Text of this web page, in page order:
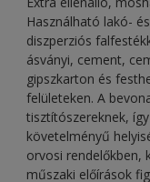
Használható lakó-
diszperziós
ásványi, cement,
gipszkarton és
felületeken. A
tisztítószereknek,
követelményű
orvosi rendelőkben,
műszaki előírások